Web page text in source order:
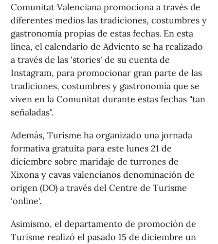
Comunitat Valenciana promociona a través de
diferentes medios las tradiciones, costumbres y
gastronomía propias de estas fechas. En esta
línea, el calendario de Adviento se ha realizado
a través de las 'stories' de su cuenta de
Instagram, para promocionar gran parte de las
tradiciones, costumbres y gastronomía que se
viven en la Comunitat durante estas fechas "tan
señaladas".
Además, Turisme ha organizado una jornada
formativa gratuita para este lunes 21 de
diciembre sobre maridaje de turrones de
Xixona y cavas valencianos denominación de
origen (DO) a través del Centre de Turisme
'online'.
Asimismo, el departamento de promoción de
Turisme realizó el pasado 15 de diciembre un